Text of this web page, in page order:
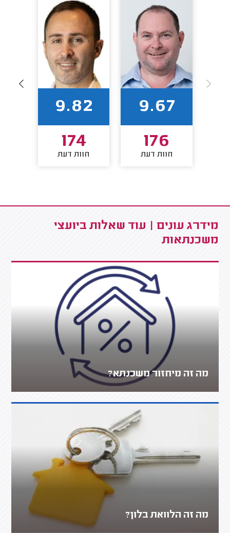
9.67
176
חוות דעת
9.82
174
חוות דעת
מידרג עונים | עוד שאלות ביועצי
משכנתאות
מה זה מיחזור משכנתא?
מה זה הלוואת בלון?